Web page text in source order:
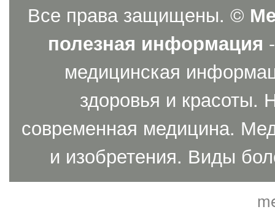
Все права защищены. ©
полезная информация
медицинская
здоровья и красоты.
современная медицина.
и изобретения. Виды